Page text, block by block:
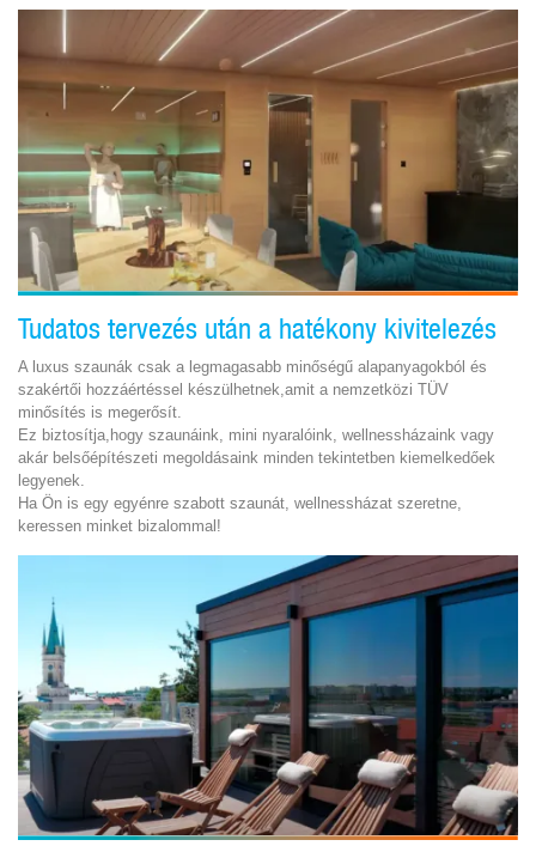
Tudatos tervezés után a hatékony kivitelezés
A luxus szaunák csak a legmagasabb minőségű alapanyagokból és
szakértői hozzáértéssel készülhetnek,amit a nemzetközi TÜV
minősítés is megerősít.
Ez biztosítja,hogy szaunáink, mini nyaralóink, wellnessházaink vagy
akár belsőépítészeti megoldásaink minden tekintetben kiemelkedőek
legyenek.
Ha Ön is egy egyénre szabott szaunát, wellnessházat szeretne,
keressen minket bizalommal!